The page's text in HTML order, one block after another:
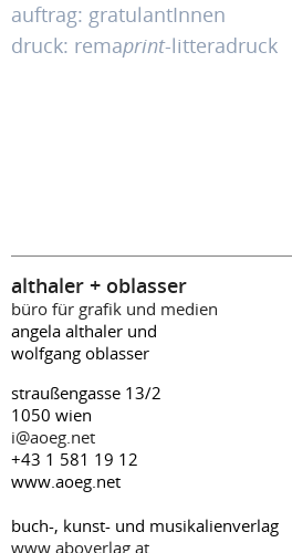
auftrag: gratulantInnen
druck: remaprint-litteradruck
althaler + oblasser
büro für grafik und medien
angela althaler und
wolfgang oblasser
straußengasse 13/2
1050 wien
i@aoeg.net
+43 1 581 19 12
www.aoeg.net
buch-, kunst- und musikalienverlag
www.aboverlag.at